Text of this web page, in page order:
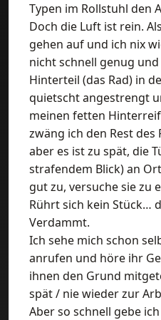
Typen im Rollstuhl den
Doch die Luft ist rein.
gehen auf und ich nix
nicht schnell genug
Hinterteil (das Rad) in
quietscht angestrengt
meinen fetten
zwäng ich den Rest des
aber es ist zu spät, die
strafendem Blick) an
gut zu, versuche sie zu
Rührt sich kein Stück…
Verdammt.
Ich sehe mich schon
anrufen und höre ihr
ihnen den Grund
spät / nie wieder zur
Aber so schnell gebe